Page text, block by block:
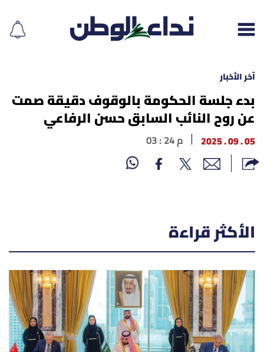
إقرأ الجريدة
لبنان
الغلاف
محليات
أسرار
متفرقات
نداء القرّاء
آخر الأخبار
بدء جلسة الحكومة بالوقوف دقيقة صمت
عن روح النائب السابق حسن الرفاعي
05 . 09 . 2025 03 : 24 م
الأكثر قراءة